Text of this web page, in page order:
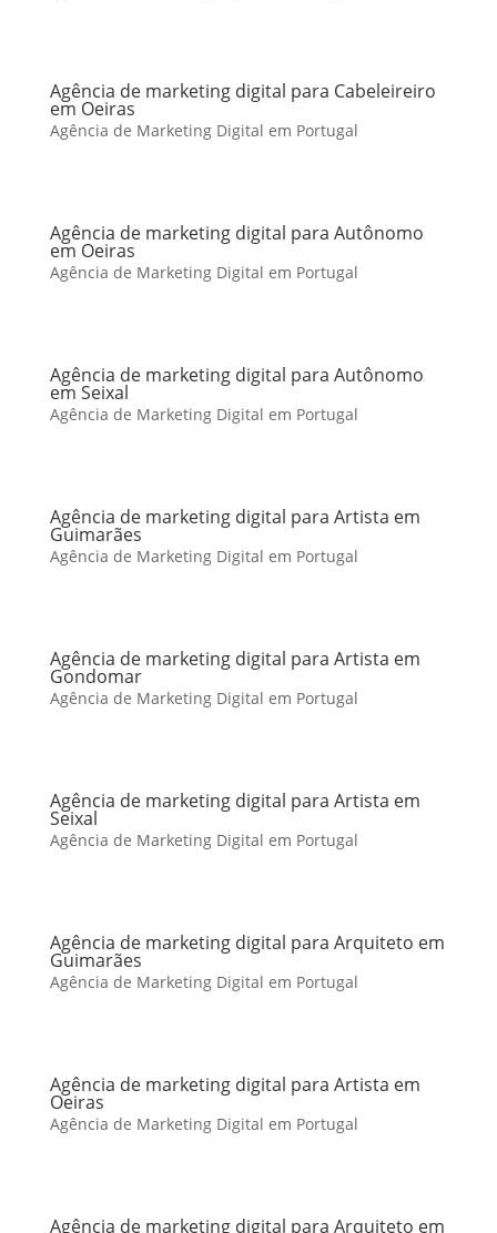
Agência de marketing digital para Cabeleireiro
em Oeiras
Agência de Marketing Digital em Portugal
Agência de marketing digital para Autônomo
em Oeiras
Agência de Marketing Digital em Portugal
Agência de marketing digital para Autônomo
em Seixal
Agência de Marketing Digital em Portugal
Agência de marketing digital para Artista em
Guimarães
Agência de Marketing Digital em Portugal
Agência de marketing digital para Artista em
Gondomar
Agência de Marketing Digital em Portugal
Agência de marketing digital para Artista em
Seixal
Agência de Marketing Digital em Portugal
Agência de marketing digital para Arquiteto em
Guimarães
Agência de Marketing Digital em Portugal
Agência de marketing digital para Artista em
Oeiras
Agência de Marketing Digital em Portugal
Agência de marketing digital para Arquiteto em